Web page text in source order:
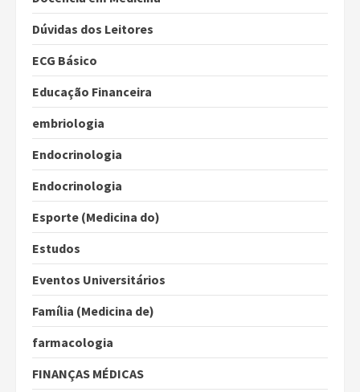
Dúvidas dos Leitores
ECG Básico
Educação Financeira
embriologia
Endocrinologia
Endocrinologia
Esporte (Medicina do)
Estudos
Eventos Universitários
Família (Medicina de)
farmacologia
FINANÇAS MÉDICAS